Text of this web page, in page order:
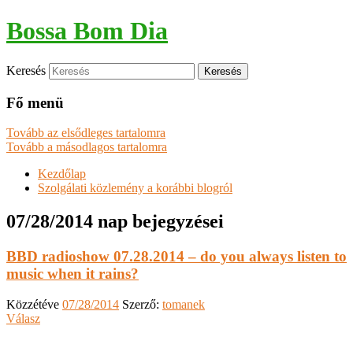
Bossa Bom Dia
Keresés
Fő menü
Tovább az elsődleges tartalomra
Tovább a másodlagos tartalomra
Kezdőlap
Szolgálati közlemény a korábbi blogról
07/28/2014 nap bejegyzései
BBD radioshow 07.28.2014 – do you always listen to
music when it rains?
Közzétéve 07/28/2014 Szerző: tomanek
Válasz